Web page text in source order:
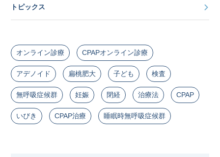
トピックス
オンライン診療 CPAPオンライン診療
アデノイド 扁桃肥大 子ども 検査
無呼吸症候群 妊娠 閉経 治療法 CPAP
いびき CPAP治療 睡眠時無呼吸症候群